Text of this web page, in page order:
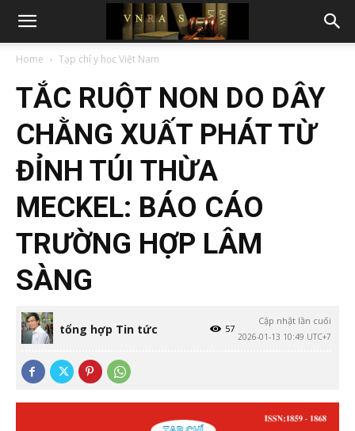
Home Tạp chí y học Việt Nam
TẮC RUỘT NON DO DÂY
CHẰNG XUẤT PHÁT TỪ
ĐỈNH TÚI THỪA
MECKEL: BÁO CÁO
TRƯỜNG HỢP LÂM
SÀNG
tổng hợp Tin tức
Cập nhật lần cuối
2026-01-13 10:49 UTC+7
57